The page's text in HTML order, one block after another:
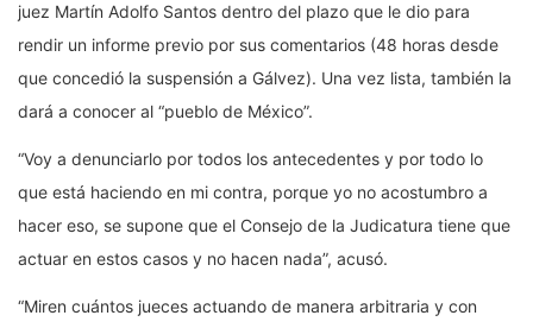
juez Martín Adolfo Santos dentro del plazo que le dio para
rendir un informe previo por sus comentarios (48 horas desde
que concedió la suspensión a Gálvez). Una vez lista, también la
dará a conocer al “pueblo de México”.
“Voy a denunciarlo por todos los antecedentes y por todo lo
que está haciendo en mi contra, porque yo no acostumbro a
hacer eso, se supone que el Consejo de la Judicatura tiene que
actuar en estos casos y no hacen nada”, acusó.
“Miren cuántos jueces actuando de manera arbitraria y con